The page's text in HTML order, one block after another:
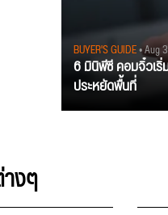
BUYER'S GUIDE• Aug
6 มินิพีซี คอมจิ๋วเ
ประหยัดพื้นที่
งๆ